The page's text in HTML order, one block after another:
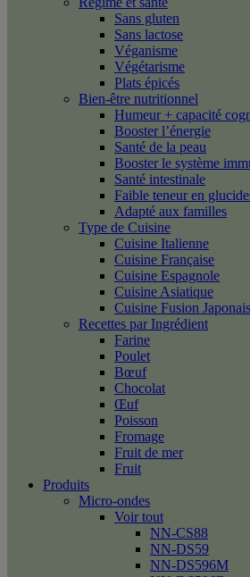
Sans gluten
Sans lactose
Véganisme
Végétarisme
Plats épicés
Bien-être nutritionnel
Humeur + capacité
Booster l’énergie
Santé de la peau
Booster le système
Santé intestinale
Faible teneur en
Adapté aux familles
Type de Cuisine
Cuisine Italienne
Cuisine Française
Cuisine Espagnole
Cuisine Asiatique
Cuisine Fusion
Recettes par Ingrédient
Farine
Poulet
Bœuf
Chocolat
Œuf
Poisson
Fromage
Fruit de mer
Fruit
Produits
Micro-ondes
Voir tout
NN-CS88
NN-DS59
NN-DS596M